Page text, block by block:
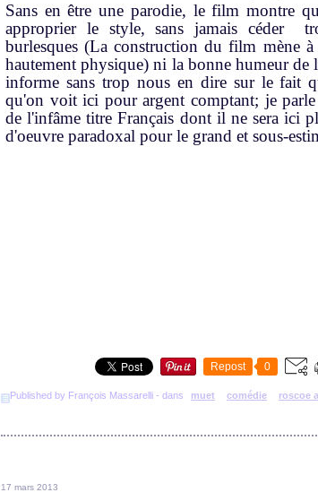
Sans en être une parodie, le film montre
approprier le style, sans jamais céder
burlesques (La construction du film mène à
hautement physique) ni la bonne humeur de
informe sans trop nous en dire sur le fait
qu'on voit ici pour argent comptant; je
de l'infâme titre Français dont il ne sera ici
d'oeuvre paradoxal pour le grand et sous-
Repost 0
Published by François Massarelli - dans muet comédie roscoe
17 mars 2013